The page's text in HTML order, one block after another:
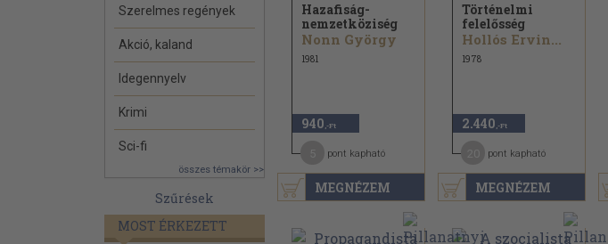
Szerelmes regények
Akció, kaland
Idegennyelv
Krimi
Sci-fi
összes témakör >>
Szűrések
MOST ÉRKEZETT
MEGNÉZEM
Hazafiság-
nemzetköziség
Nonn György
1981
940 ,-Ft
pont kapható
MEGNÉZEM
Történelmi
felelősség
Hollós Ervin...
1978
2.440 ,-Ft
pont kapható